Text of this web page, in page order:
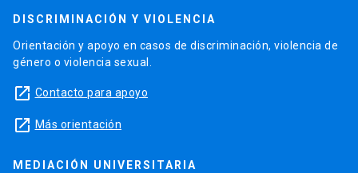
DISCRIMINACIÓN Y VIOLENCIA
Orientación y apoyo en casos de discriminación, violencia de
género o violencia sexual.
launch Contacto para apoyo
launch Más orientación
MEDIACIÓN UNIVERSITARIA